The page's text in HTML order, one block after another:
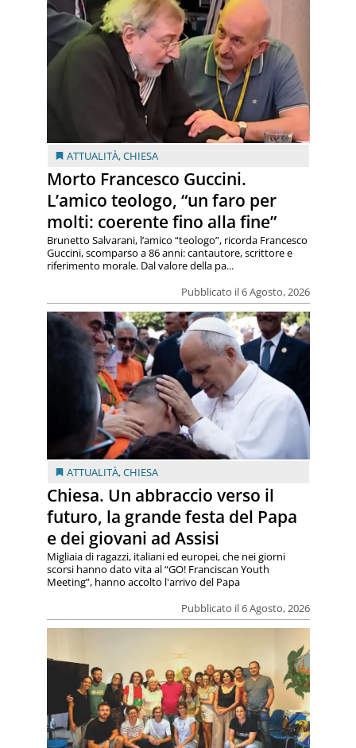
ATTUALITÀ,CHIESA
Morto Francesco Guccini.
L’amico teologo, “un faro per
molti: coerente fino alla fine”
Pubblicato il 6 Agosto, 2026
Brunetto Salvarani, l’amico “teologo”, ricorda Francesco
Guccini, scomparso a 86 anni: cantautore, scrittore e
riferimento morale. Dal valore della pa...
ATTUALITÀ,CHIESA
Chiesa. Un abbraccio verso il
futuro, la grande festa del Papa
e dei giovani ad Assisi
Pubblicato il 6 Agosto, 2026
Migliaia di ragazzi, italiani ed europei, che nei giorni
scorsi hanno dato vita al “GO! Franciscan Youth
Meeting”, hanno accolto l'arrivo del Papa